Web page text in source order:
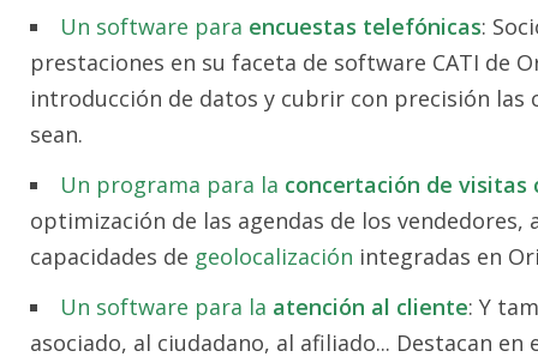
Un software para encuestas telefónicas:
prestaciones en su faceta de software CATI de
introducción de datos y cubrir con precisión
sean.
Un programa para la concertación de visitas
optimización de las agendas de los
capacidades de geolocalización integradas en
Un software para la atención al cliente: Y
asociado, al ciudadano, al afiliado... Destacan